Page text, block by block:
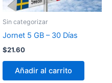
Sin categorizar
Jornet 5 GB – 30 Días
$21.60
Añadir al carrito